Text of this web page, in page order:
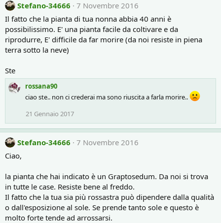
Stefano-34666
7 Novembre 2016
Il fatto che la pianta di tua nonna abbia 40 anni è
possibilissimo. E' una pianta facile da coltivare e da
riprodurre, E' difficile da far morire (da noi resiste in piena
terra sotto la neve)
Ste
rossana90
ciao ste.. non ci crederai ma sono riuscita a farla morire..
21 Gennaio 2017
Stefano-34666
7 Novembre 2016
Ciao,
la pianta che hai indicato è un Graptosedum. Da noi si trova
in tutte le case. Resiste bene al freddo.
Il fatto che la tua sia più rossastra può dipendere dalla qualità
o dall'esposizione al sole. Se prende tanto sole e questo è
molto forte tende ad arrossarsi.